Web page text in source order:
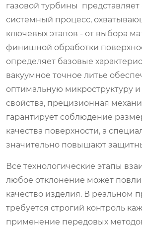
газовой турбины
системный процесс,
ключевых этапов - от выбора
финишной обработки
определяет базовые
вакуумное точное литье
оптимальную микроструктуру
свойства, прецизионная
гарантирует соблюдение
качества поверхности, а
значительно повышают
Все технологические этапы
любое отклонение может
качество изделия. В реальном
требуется строгий контроль
применение передовых